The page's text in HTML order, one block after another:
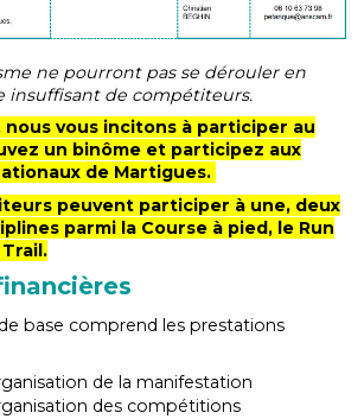
ne pourront pas se dérouler en
insuffisant de compétiteurs.
nous vous incitons à participer au
un binôme et participez aux
de Martigues.
peuvent participer à une, deux
parmi la Course à pied, le Run
base comprend les prestations
de la manifestation
des compétitions